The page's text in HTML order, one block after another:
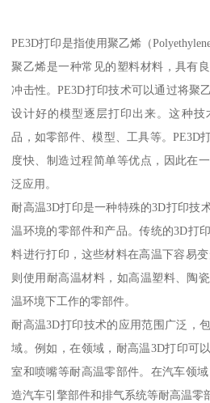
PE3D打印是指使用聚乙烯（
聚乙烯是一种常见的塑料材料，具有
冲击性。PE3D打印技术可以通过将聚
设计好的模型逐层打印出来。这种
品，如零部件、模型、工具等。PE3D
度快、制造过程简单等优点，因此在
泛应用。
耐高温3D打印是一种特殊的3D打印技
温环境的零部件和产品。传统的3D打
料进行打印，这些材料在高温下容易
则使用耐高温材料，如高温塑料、陶
温环境下工作的零部件。
耐高温3D打印技术的应用范围广泛，
域。例如，在领域，耐高温3D打印可
室和喷嘴等耐高温零部件。在汽车领
造汽车引擎部件和排气系统等耐高温零